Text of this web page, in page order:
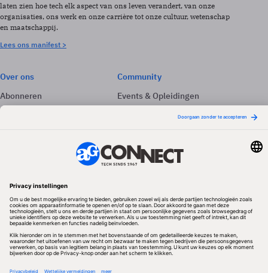
laten zien hoe tech elk aspect van ons leven verandert, van onze
organisaties, ons werk en onze carrière tot onze cultuur, wetenschap
en maatschappij.
Lees ons manifest >
Over ons
Abonneren
Adverteren
Community
Events & Opleidingen
Nieuwsbrieven
Volg ons
Redactionele partner